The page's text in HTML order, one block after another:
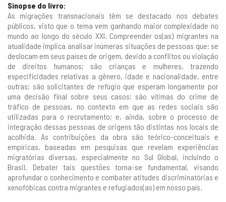
Sinopse do livro:
As migrações transnacionais têm se destacado nos debates
públicos, visto que o tema vem ganhando maior complexidade no
mundo ao longo do século XXI. Compreender os(as) migrantes na
atualidade implica analisar inúmeras situações de pessoas que: se
deslocam em seus países de origem, devido a conflitos ou violação
de direitos humanos; são crianças e mulheres, trazendo
especificidades relativas a gênero, idade e nacionalidade, entre
outras; são solicitantes de refúgio que esperam longamente por
uma decisão final sobre seus casos; são vítimas do crime de
tráfico de pessoas, no contexto em que as redes sociais são
utilizadas para o recrutamento; e, ainda, sobre o processo de
integração dessas pessoas de origens tão distintas nos locais de
acolhida. As contribuições da obra são teórico-conceituais e
empíricas, baseadas em pesquisas que revelam experiências
migratórias diversas, especialmente no Sul Global, incluindo o
Brasil. Debater tais questões torna-se fundamental, visando
aprofundar o conhecimento e combater atitudes discriminatórias e
xenofóbicas contra migrantes e refugiados(as) em nosso país.